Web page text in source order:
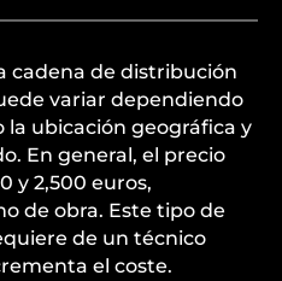
cadena de distribución
variar dependiendo
la ubicación geográfica y
En general, el precio
y 2,500 euros,
de obra. Este tipo de
de un técnico
el coste.